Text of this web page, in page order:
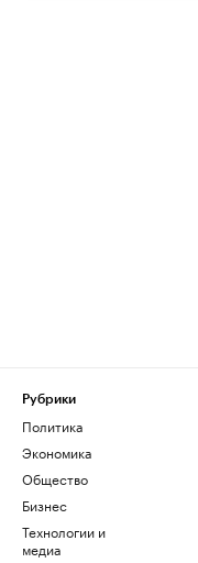
Рубрики
Политика
Экономика
Общество
Бизнес
Технологии и
медиа